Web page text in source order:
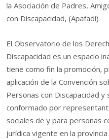
la Asociación de Padres,
con Discapacidad, (Apafadi)
El Observatorio de los
Discapacidad es un espacio
tiene como fin la promoción,
aplicación de la Convención
Personas con Discapacidad
conformado por
sociales de y para personas
jurídica vigente en la